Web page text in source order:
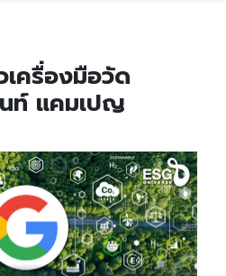
ครื่องมือวัด
ท์ แคมเปญ